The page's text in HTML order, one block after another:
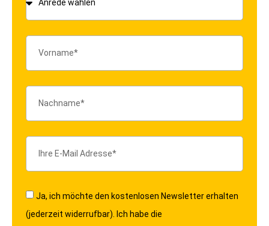
Ja, ich möchte den kostenlosen Newsletter erhalten
(jederzeit widerrufbar). Ich habe die